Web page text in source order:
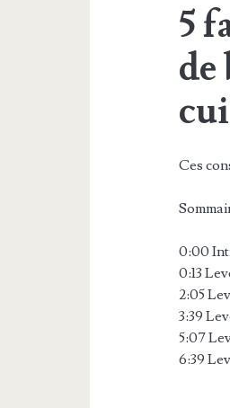
5
de
Ces
0:00
0:13
2:05
3:39
5:07
6:39